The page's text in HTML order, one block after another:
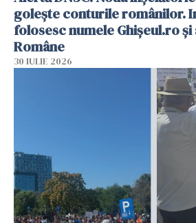
golește conturile românilor.
folosesc numele Ghișeul.ro
Române
30 IULIE 2026